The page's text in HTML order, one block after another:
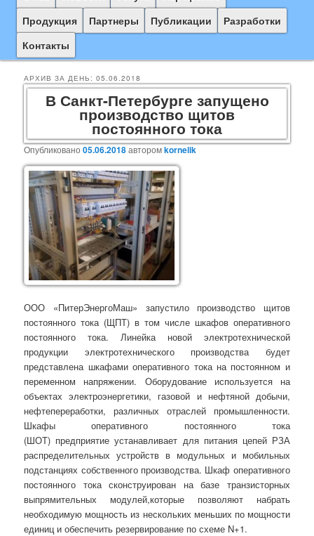
меню
к
основному
содержимому
к
дополнительному
содержимому
Продукция
Партнеры Публикации
Разработки
Контакты
АРХИВ ЗА ДЕНЬ:05.06.2018
В Санкт-Петербурге запущено
производство щитов
постоянного тока
Опубликовано05.06.2018авторомkornelik
ООО «ПитерЭнергоМаш» запустило производство щитов
постоянного тока (ЩПТ) в том числе шкафов оперативного
постоянного тока. Линейка новой электротехнической
продукции электротехнического производства будет
представлена шкафами оперативного тока на постоянном и
переменном напряжении. Оборудование используется на
объектах электроэнергетики, газовой и нефтяной добычи,
нефтепереработки, различных отраслей промышленности.
Шкафы оперативного постоянного тока
(ШОТ) предприятие устанавливает для питания цепей РЗА
распределительных устройств в модульных и мобильных
подстанциях собственного производства. Шкаф оперативного
постоянного тока сконструирован на базе транзисторных
выпрямительных модулей,которые позволяют набрать
необходимую мощность из нескольких меньших по мощности
единиц и обеспечить резервирование по схеме N+1.